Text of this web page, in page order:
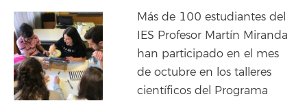
Más de 100 estudiantes del
IES Profesor Martín Miranda
han participado en el mes
de octubre en los talleres
científicos del Programa